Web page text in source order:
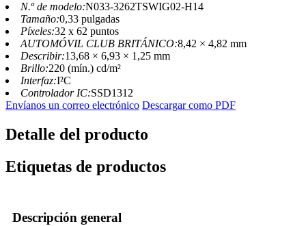
N.º de modelo:N033-3262TSWIG02-H14
Tamaño:0,33 pulgadas
Píxeles:32 x 62 puntos
AUTOMÓVIL CLUB BRITÁNICO:8,42 × 4,82 mm
Describir:13,68 × 6,93 × 1,25 mm
Brillo:220 (mín.) cd/m²
Interfaz:I²C
Controlador IC:SSD1312
Envíanos un correo electrónico Descargar como PDF
Detalle del producto
Etiquetas de productos
Descripción general